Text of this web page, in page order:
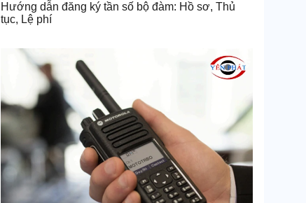
Hướng dẫn đăng ký tần số bộ đàm: Hồ sơ, Thủ
tục, Lệ phí